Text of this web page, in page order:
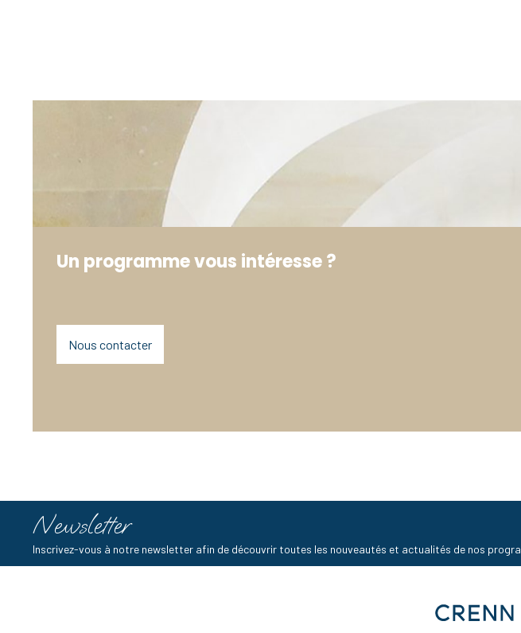
Un programme vous intéresse ?
Nous contacter
Newsletter
Inscrivez-vous à notre newsletter afin de découvrir toutes les nouveautés et actualités de nos